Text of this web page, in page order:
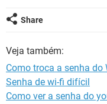
Share
Veja também:
Como troca a senha do
Senha de wi-fi difícil
Como ver a senha do